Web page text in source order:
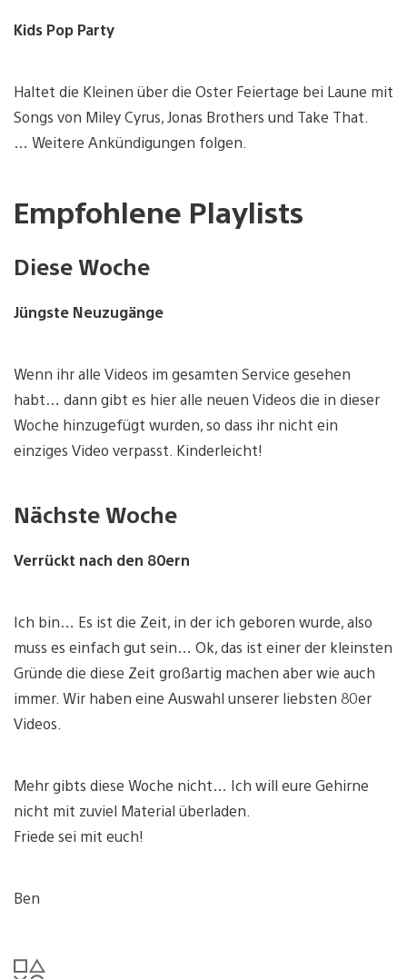
Kids Pop Party
Haltet die Kleinen über die Oster Feiertage bei Laune mit
Songs von Miley Cyrus, Jonas Brothers und Take That.
… Weitere Ankündigungen folgen.
Empfohlene Playlists
Diese Woche
Jüngste Neuzugänge
Wenn ihr alle Videos im gesamten Service gesehen
habt… dann gibt es hier alle neuen Videos die in dieser
Woche hinzugefügt wurden, so dass ihr nicht ein
einziges Video verpasst. Kinderleicht!
Nächste Woche
Verrückt nach den 80ern
Ich bin… Es ist die Zeit, in der ich geboren wurde, also
muss es einfach gut sein… Ok, das ist einer der kleinsten
Gründe die diese Zeit großartig machen aber wie auch
immer. Wir haben eine Auswahl unserer liebsten 80er
Videos.
Mehr gibts diese Woche nicht… Ich will eure Gehirne
nicht mit zuviel Material überladen.
Friede sei mit euch!
Ben